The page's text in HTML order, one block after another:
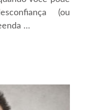
(ou
…